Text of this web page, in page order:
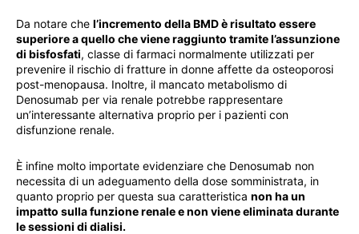
Da notare che l’incremento della BMD è risultato essere
superiore a quello che viene raggiunto tramite l’assunzione
di bisfosfati, classe di farmaci normalmente utilizzati per
prevenire il rischio di fratture in donne affette da osteoporosi
post-menopausa. Inoltre, il mancato metabolismo di
Denosumab per via renale potrebbe rappresentare
un’interessante alternativa proprio per i pazienti con
disfunzione renale.
È infine molto importate evidenziare che Denosumab non
necessita di un adeguamento della dose somministrata, in
quanto proprio per questa sua caratteristica non ha un
impatto sulla funzione renale e non viene eliminata durante
le sessioni di dialisi.